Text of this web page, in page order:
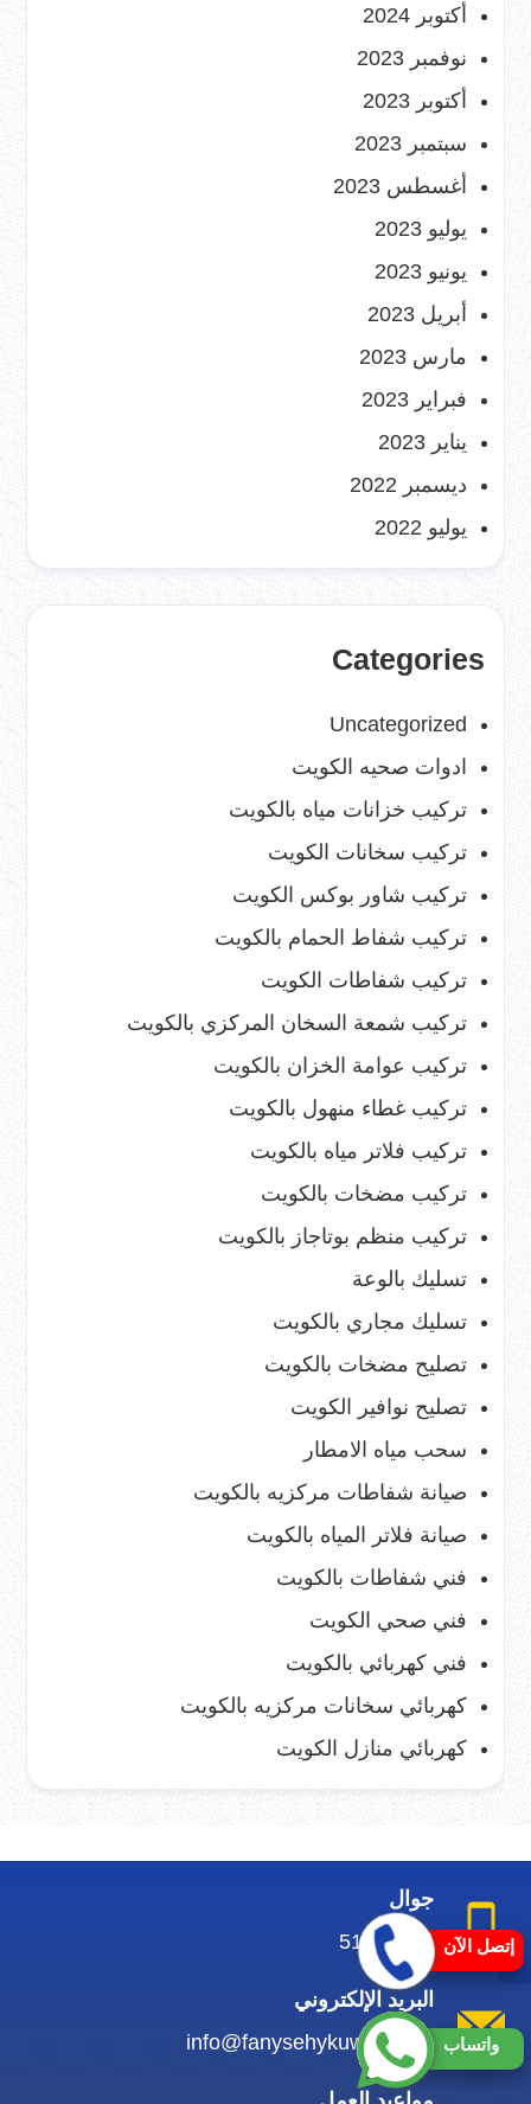
أكتوبر 2024
نوفمبر 2023
أكتوبر 2023
سبتمبر 2023
أغسطس 2023
يوليو 2023
يونيو 2023
أبريل 2023
مارس 2023
فبراير 2023
يناير 2023
ديسمبر 2022
يوليو 2022
Categories
Uncategorized
ادوات صحيه الكويت
تركيب خزانات مياه بالكويت
تركيب سخانات الكويت
تركيب شاور بوكس الكويت
تركيب شفاط الحمام بالكويت
تركيب شفاطات الكويت
تركيب شمعة السخان المركزي بالكويت
تركيب عوامة الخزان بالكويت
تركيب غطاء منهول بالكويت
تركيب فلاتر مياه بالكويت
تركيب مضخات بالكويت
تركيب منظم بوتاجاز بالكويت
تسليك بالوعة
تسليك مجاري بالكويت
تصليح مضخات بالكويت
تصليح نوافير الكويت
سحب مياه الامطار
صيانة شفاطات مركزيه بالكويت
صيانة فلاتر المياه بالكويت
فني شفاطات بالكويت
فني صحي الكويت
فني كهربائي بالكويت
كهربائي سخانات مركزيه بالكويت
كهربائي منازل الكويت
جوال
51419927
البريد الإلكتروني
info@fanysehykuwait.com واتساب
إتصل الآن